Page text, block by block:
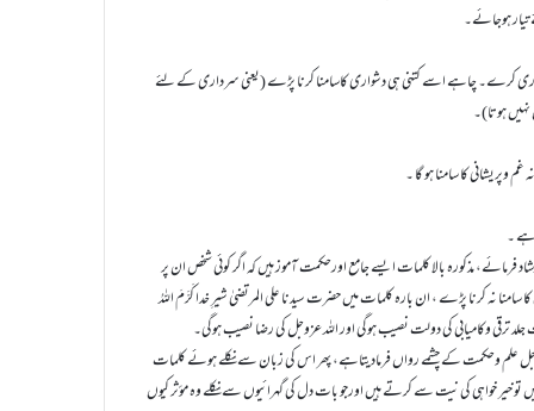
کرے۔ چاہے اسے کتنی ہی دشواری کاسامنا کرنا پڑے (یعنی سرداری کے لئے
ہوتا)۔
مذکورہ بالا کلمات ایسے جامع اورحکمت آموز ہیں کہ اگر کوئی شخص ان پر
نہ کرنا پڑے ، ان بارہ کلمات میں حضرت سیدنا علی المرتضیٰ شیرِ خدا کَرَّمَ اللہُ
ترقی وکامیابی کی دولت نصیب ہوگی اور اللہ عزوجل کی رضا نصیب ہوگی۔
علم وحکمت کے چشمے رواں فرمادیتاہے، پھر اس کی زبان سے نکلے ہوئے کلمات
خیر خواہی کی نیت سے کرتے ہیں اورجو بات دل کی گہرائیوں سے نکلے وہ مؤثر کیوں